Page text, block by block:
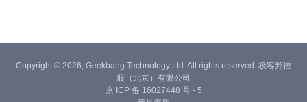
Copyright © 2026, Geekbang Technology Ltd. All rights reserved. 极客邦控
股（北京）有限公司
京 ICP 备 16027448 号 - 5